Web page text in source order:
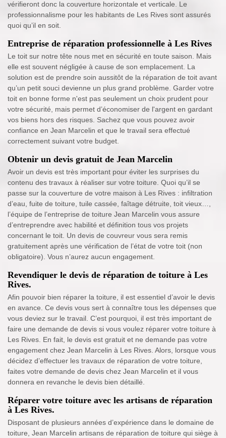
vérifieront donc la couverture horizontale et verticale. Le
professionnalisme pour les habitants de Les Rives sont assurés
quoi qu’il en soit.
Entreprise de réparation professionnelle à Les Rives
Le toit sur notre tête nous met en sécurité en toute saison. Mais
elle est souvent négligée à cause de son emplacement. La
solution est de prendre soin aussitôt de la réparation de toit avant
qu’un petit souci devienne un plus grand problème. Garder votre
toit en bonne forme n'est pas seulement un choix prudent pour
votre sécurité, mais permet d’économiser de l'argent en gardant
vos biens hors des risques. Sachez que vous pouvez avoir
confiance en Jean Marcelin et que le travail sera effectué
correctement suivant votre budget.
Obtenir un devis gratuit de Jean Marcelin
Avoir un devis est très important pour éviter les surprises du
contenu des travaux à réaliser sur votre toiture. Quoi qu’il se
passe sur la couverture de votre maison à Les Rives : infiltration
d’eau, fuite de toiture, tuile cassée, faîtage détruite, toit vieux…,
l’équipe de l’entreprise de toiture Jean Marcelin vous assure
d’entreprendre avec habilité et définition tous vos projets
concernant le toit. Un devis de couvreur vous sera remis
gratuitement après une vérification de l’état de votre toit (non
obligatoire). Vous n’aurez aucun engagement.
Revendiquer le devis de réparation de toiture à Les
Rives.
Afin pouvoir bien réparer la toiture, il est essentiel d’avoir le devis
en avance. Ce devis vous sert à connaître tous les dépenses que
vous deviez sur le travail. C’est pourquoi, il est très important de
faire une demande de devis si vous voulez réparer votre toiture à
Les Rives. En fait, le devis est gratuit et ne demande pas votre
engagement chez Jean Marcelin à Les Rives. Alors, lorsque vous
décidez d’effectuer les travaux de réparation de votre toiture,
faites votre demande de devis chez Jean Marcelin et il vous
donnera en revanche le devis bien détaillé.
Réparer votre toiture avec les artisans de réparation
à Les Rives.
Disposant de plusieurs années d’expérience dans le domaine de
toiture, Jean Marcelin artisans de réparation de toiture qui siège à